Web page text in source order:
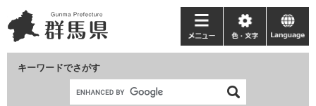
ー
ジ
ニ
ュ
キーワードでさがす
メ
ニ
ー
色・
文
language